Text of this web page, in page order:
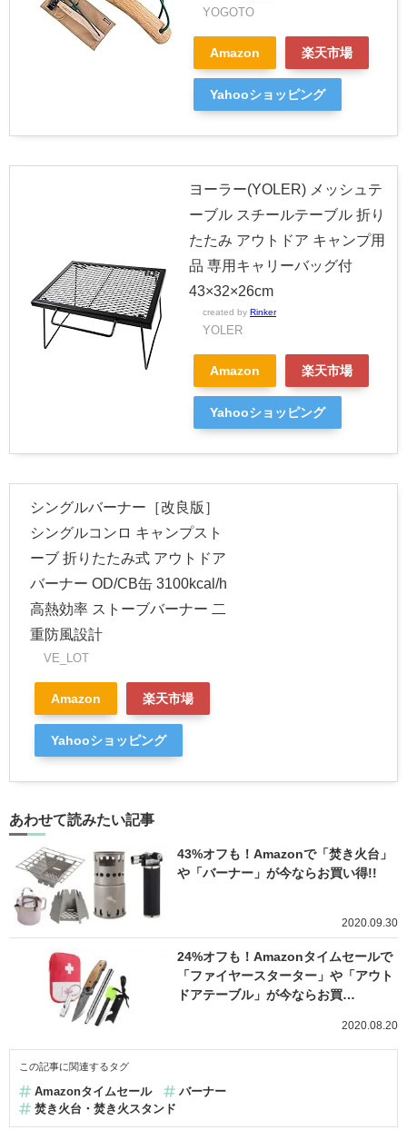
YOGOTO
Amazon 楽天市場
Yahooショッピング
ヨーラー(YOLER) メッシュテ
ーブル スチールテーブル 折り
たたみ アウトドア キャンプ用
品 専用キャリーバッグ付
43×32×26cm
created by Rinker
YOLER
Amazon 楽天市場
Yahooショッピング
シングルバーナー［改良版］
シングルコンロ キャンプスト
ーブ 折りたたみ式 アウトドア
バーナー OD/CB缶 3100kcal/h
高熱効率 ストーブバーナー 二
重防風設計
VE_LOT
Amazon 楽天市場
Yahooショッピング
あわせて読みたい記事
43%オフも！Amazonで「焚き火台」
や「バーナー」が今ならお買い得!!
2020.09.30
24%オフも！Amazonタイムセールで
「ファイヤースターター」や「アウト
ドアテーブル」が今ならお買…
2020.08.20
この記事に関連するタグ
Amazonタイムセール
バーナー
焚き火台・焚き火スタンド